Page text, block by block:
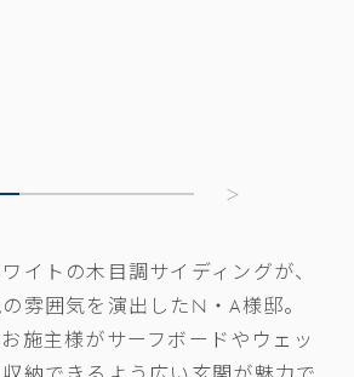
イトの木目調サイディングが、
雰囲気を演出したN・A様邸。
施主様がサーフボードやウェッ